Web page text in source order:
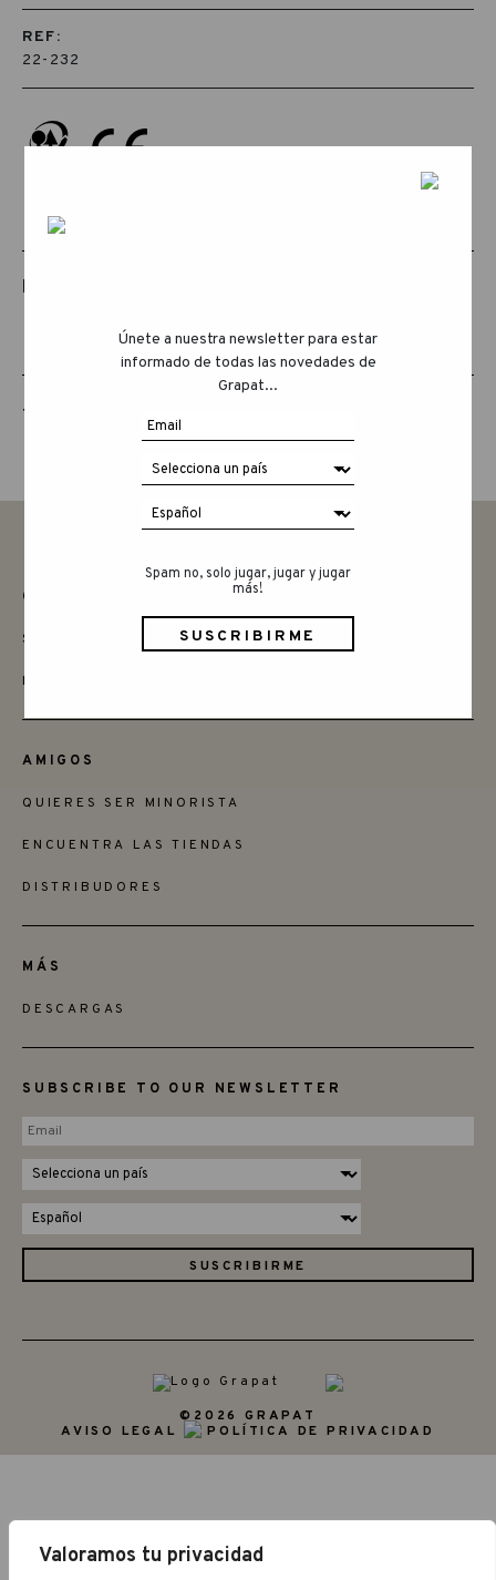
Valoramos tu privacidad
REF:
22-232
PRODUCTOS RELACIONADOS
THE ANIMAL CREW
Únete a nuestra newsletter para estar
informado de todas las novedades de
Grapat...
Spam no, solo jugar, jugar y jugar
más!
CONTACTAR
SAY HELLO
INSTAGRAM
AMIGOS
QUIERES SER MINORISTA
ENCUENTRA LAS TIENDAS
DISTRIBUDORES
MÁS
DESCARGAS
SUBSCRIBE TO OUR NEWSLETTER
©2026 GRAPAT
AVISO LEGAL
POLÍTICA DE PRIVACIDAD